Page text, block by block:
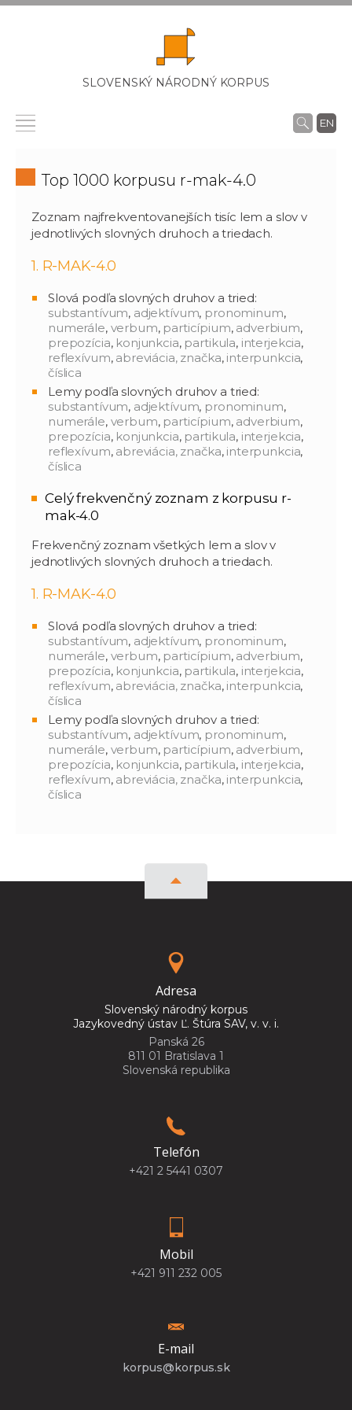
SLOVENSKÝ NÁRODNÝ KORPUS
EN
Top 1000 korpusu r-mak-4.0
Zoznam najfrekventovanejších tisíc lem a slov v
jednotlivých slovných druhoch a triedach.
1. R-MAK-4.0
Slová podľa slovných druhov a tried:
substantívum, adjektívum, pronominum,
numerále, verbum, particípium, adverbium,
prepozícia, konjunkcia, partikula, interjekcia,
reflexívum, abreviácia, značka, interpunkcia,
číslica
Lemy podľa slovných druhov a tried:
substantívum, adjektívum, pronominum,
numerále, verbum, particípium, adverbium,
prepozícia, konjunkcia, partikula, interjekcia,
reflexívum, abreviácia, značka, interpunkcia,
číslica
Celý frekvenčný zoznam z korpusu r-
mak-4.0
Frekvenčný zoznam všetkých lem a slov v
jednotlivých slovných druhoch a triedach.
1. R-MAK-4.0
Slová podľa slovných druhov a tried:
substantívum, adjektívum, pronominum,
numerále, verbum, particípium, adverbium,
prepozícia, konjunkcia, partikula, interjekcia,
reflexívum, abreviácia, značka, interpunkcia,
číslica
Lemy podľa slovných druhov a tried:
substantívum, adjektívum, pronominum,
numerále, verbum, particípium, adverbium,
prepozícia, konjunkcia, partikula, interjekcia,
reflexívum, abreviácia, značka, interpunkcia,
číslica
Adresa
Slovenský národný korpus
Jazykovedný ústav Ľ. Štúra SAV, v. v. i.
Panská 26
811 01 Bratislava 1
Slovenská republika
Telefón
+421 2 5441 0307
Mobil
+421 911 232 005
E-mail
korpus@korpus.sk